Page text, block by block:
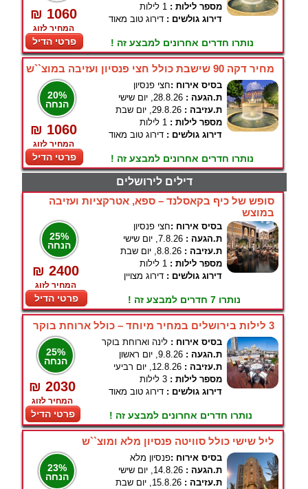
₪ 1060
המחיר לזוג
פרטי הדיל
מספר לילות : 1 לילות
דירוג גולשים : דירוג טוב מאוד
נותרו חדרים אחרונים למבצע זה !
מחיר דקה 90 שישבת כולל חצי פנסיון ועזיבה במוצ``ש
20%
הנחה
₪ 1060
המחיר לזוג
פרטי הדיל
בסיס אירוח :חצי פנסיון
ת.הגעה : 28.8.26, יום שישי
ת.עזיבה : 29.8.26, יום שבת
מספר לילות : 1 לילות
דירוג גולשים : דירוג טוב מאוד
נותרו חדרים אחרונים למבצע זה !
דילים לירושלים
סופש של כיף בקאסלנד – ספא, אטרקציות ועזיבה
במוצש
25%
הנחה
₪ 2400
המחיר לזוג
פרטי הדיל
בסיס אירוח :חצי פנסיון
ת.הגעה : 7.8.26, יום שישי
ת.עזיבה : 8.8.26, יום שבת
מספר לילות : 1 לילות
דירוג גולשים : דירוג מצויין
נותרו 7 חדרים למבצע זה !
3 לילות בירושלים במחיר מיוחד – כולל ארוחת בוקר
25%
הנחה
₪ 2030
המחיר לזוג
פרטי הדיל
בסיס אירוח : לינה וארוחת בוקר
ת.הגעה : 9.8.26, יום ראשון
ת.עזיבה : 12.8.26, יום רביעי
מספר לילות : 3 לילות
דירוג גולשים : דירוג טוב מאוד
נותרו חדרים אחרונים למבצע זה !
ליל שישי כולל סוויטה פנסיון מלא ומוצ``ש
23%
הנחה
בסיס אירוח :פנסיון מלא
ת.הגעה : 14.8.26, יום שישי
ת.עזיבה : 15.8.26, יום שבת